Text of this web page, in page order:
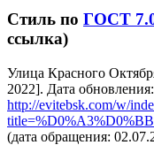
Стиль по ГОСТ
ссылка)
Улица Красного
2022]. Дата
http://evitebsk.com/w/
(дата обращения: